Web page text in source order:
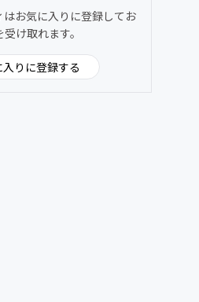
お気に入りに登録してお
け取れます。
入りに登録する